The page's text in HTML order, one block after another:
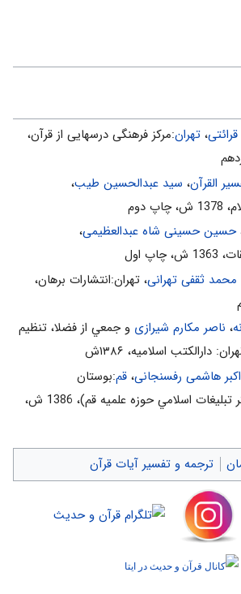
برخاسته از جهل آنان است. «بَلْ أَكْثَرُهُمْ لا
، تهران:مركز فرهنگى درسهايى از قرآن،
القرآن‌، سید عبدالحسین طیب،
دوم‌
حسین حسینی شاه عبدالعظیمی،
اول
محمد ثقفی تهرانی، تهران:انتشارات برهان،
، ناصر مکارم شیرازی و جمعي از فضلا، تنظیم
دارالکتب اسلامیه، ۱۳۸۶ش
هاشمی رفسنجانی، قم:بوستان
كتاب(انتشارات دفتر تبليغات اسلامي حوزه علميه قم)، 1386 ش‌،
ترجمه و تفسیر آیات قرآن